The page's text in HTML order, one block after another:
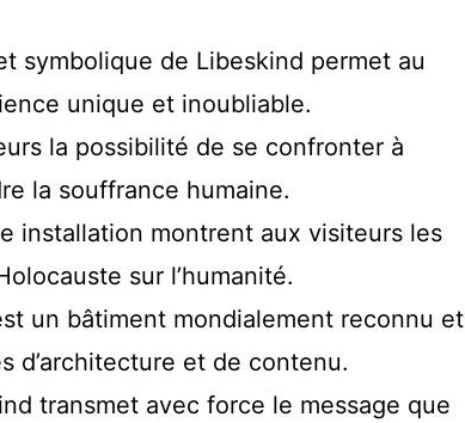
symbolique de Libeskind permet au
unique et inoubliable.
la possibilité de se confronter à
la souffrance humaine.
installation montrent aux visiteurs les
sur l’humanité.
un bâtiment mondialement reconnu et
d’architecture et de contenu.
transmet avec force le message que